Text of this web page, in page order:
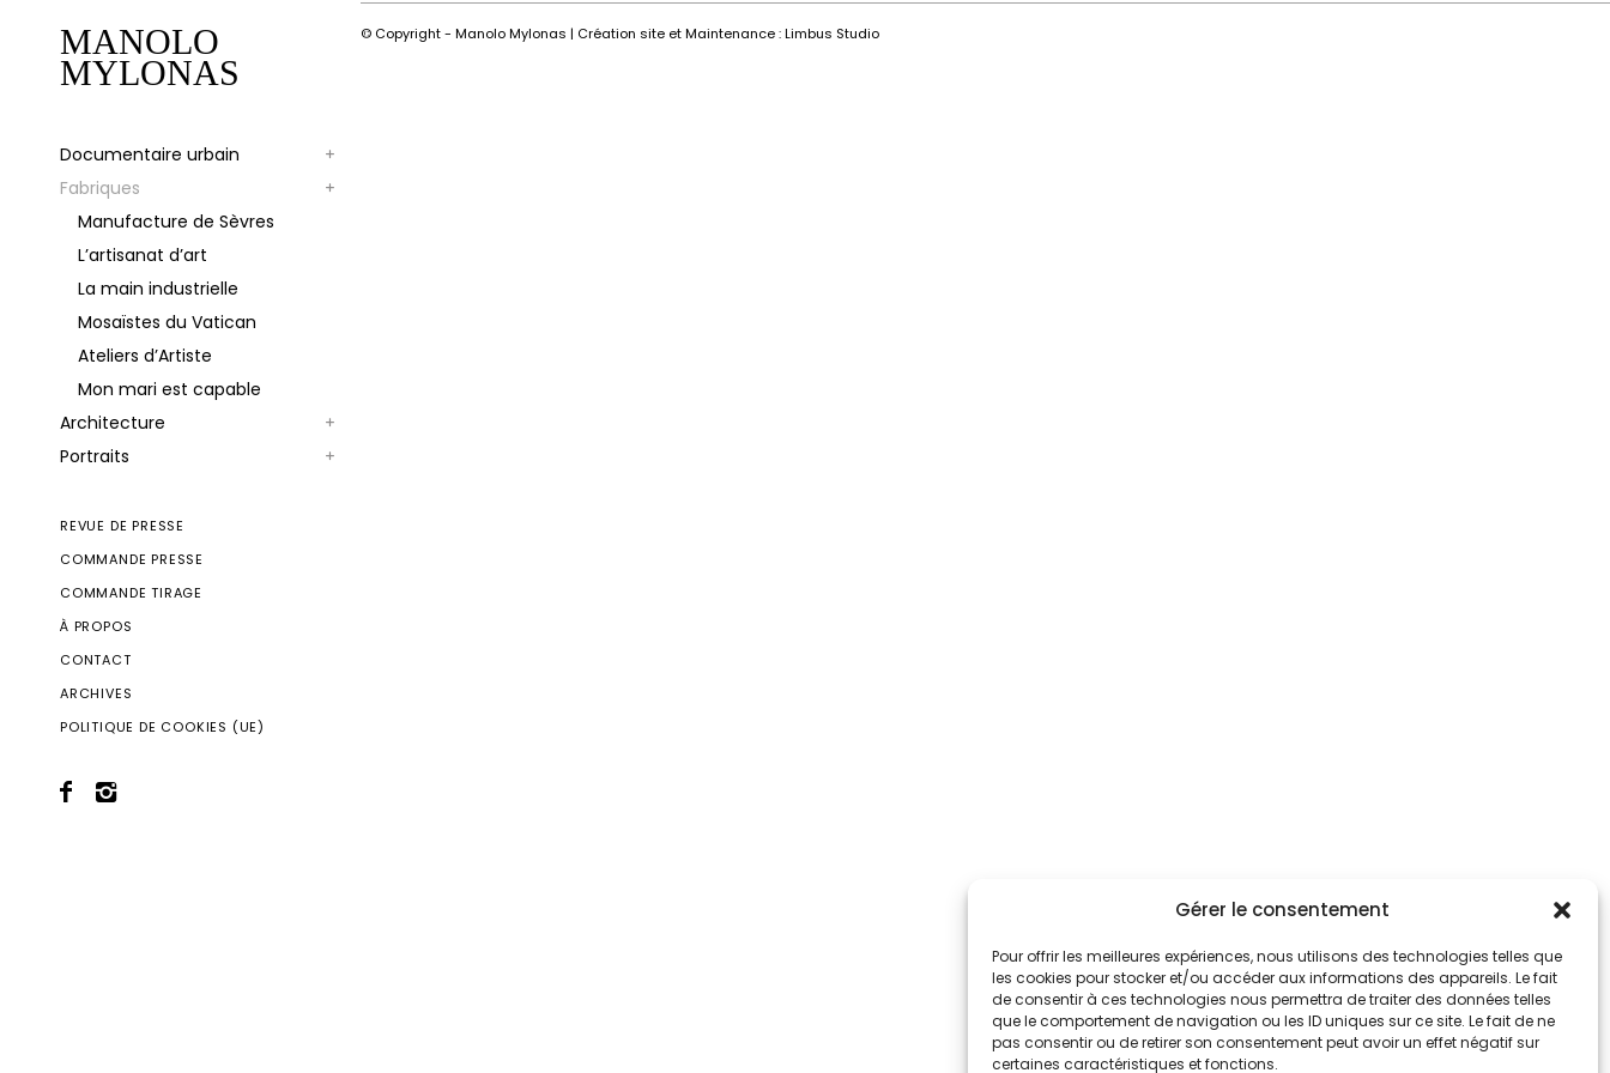
Gérer le consentement
Pour offrir les meilleures expériences, nous utilisons des technologies telles que
les cookies pour stocker et/ou accéder aux informations des appareils. Le fait
de consentir à ces technologies nous permettra de traiter des données telles
que le comportement de navigation ou les ID uniques sur ce site. Le fait de ne
pas consentir ou de retirer son consentement peut avoir un effet négatif sur
certaines caractéristiques et fonctions.
MANOLO
MYLONAS
Documentaire urbain
Fabriques
Manufacture de Sèvres
L’artisanat d’art
La main industrielle
Mosaïstes du Vatican
Ateliers d’Artiste
Mon mari est capable
Architecture
Portraits
REVUE DE PRESSE
COMMANDE PRESSE
COMMANDE TIRAGE
À PROPOS
CONTACT
ARCHIVES
POLITIQUE DE COOKIES (UE)
© Copyright - Manolo Mylonas | Création site etMaintenance:Limbus Studio